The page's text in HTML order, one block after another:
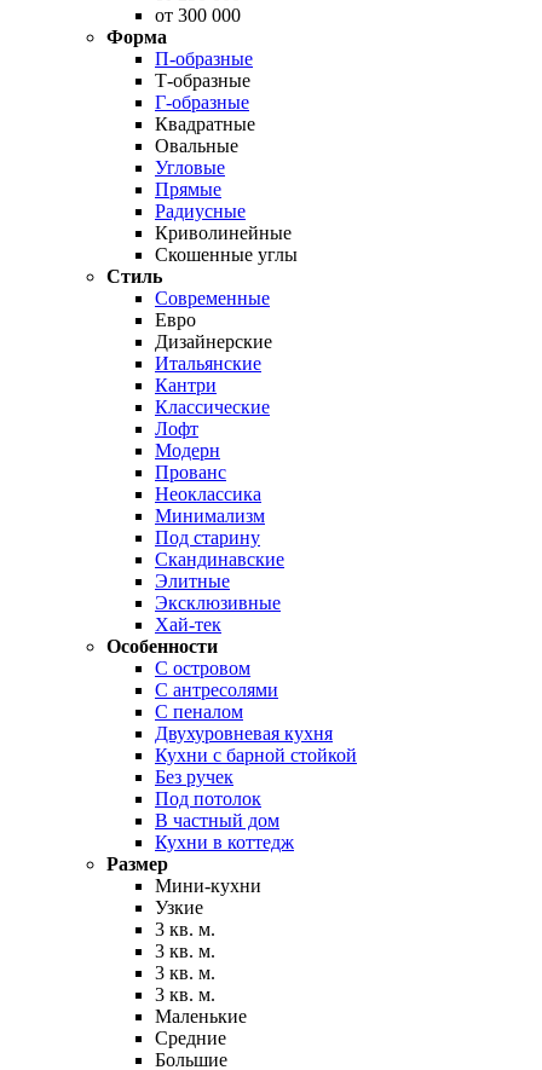
от 300 000
Форма
П-образные
Т-образные
Г-образные
Квадратные
Овальные
Угловые
Прямые
Радиусные
Криволинейные
Скошенные углы
Стиль
Современные
Евро
Дизайнерские
Итальянские
Кантри
Классические
Лофт
Модерн
Прованс
Неоклассика
Минимализм
Под старину
Скандинавские
Элитные
Эксклюзивные
Хай-тек
Особенности
С островом
С антресолями
С пеналом
Двухуровневая кухня
Кухни с барной стойкой
Без ручек
Под потолок
В частный дом
Кухни в коттедж
Размер
Мини-кухни
Узкие
3 кв. м.
3 кв. м.
3 кв. м.
3 кв. м.
Маленькие
Средние
Большие